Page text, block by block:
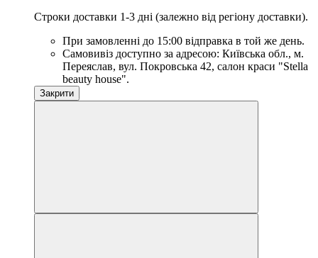
Строки доставки 1-3 дні (залежно від регіону доставки).
При замовленні до 15:00 відправка в той же день.
Самовивіз доступно за адресою: Київська обл., м.
Переяслав, вул. Покровська 42, салон краси "Stella
beauty house".
Закрити